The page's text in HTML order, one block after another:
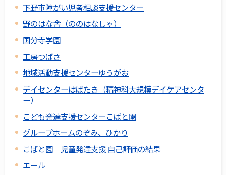
下野市障がい児者相談支援センター
野のはな舎（ののはなしゃ）
国分寺学園
工房つばさ
地域活動支援センターゆうがお
デイセンターはばたき（精神科大規模デイケアセンタ
ー）
こども発達支援センターこばと園
グループホームのぞみ、ひかり
こばと園 児童発達支援 自己評価の結果
エール